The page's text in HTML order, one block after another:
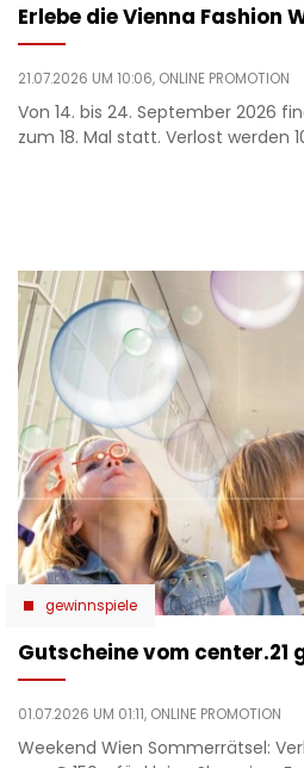
Erlebe die Vienna Fashion
21.07.2026 UM 10:06, ONLINE PROMOTION
Von 14. bis 24. September 2026
zum 18. Mal statt. Verlost werden
gewinnspiele
Gutscheine vom center.21
01.07.2026 UM 01:11, ONLINE PROMOTION
Weekend Wien Sommerrätsel: